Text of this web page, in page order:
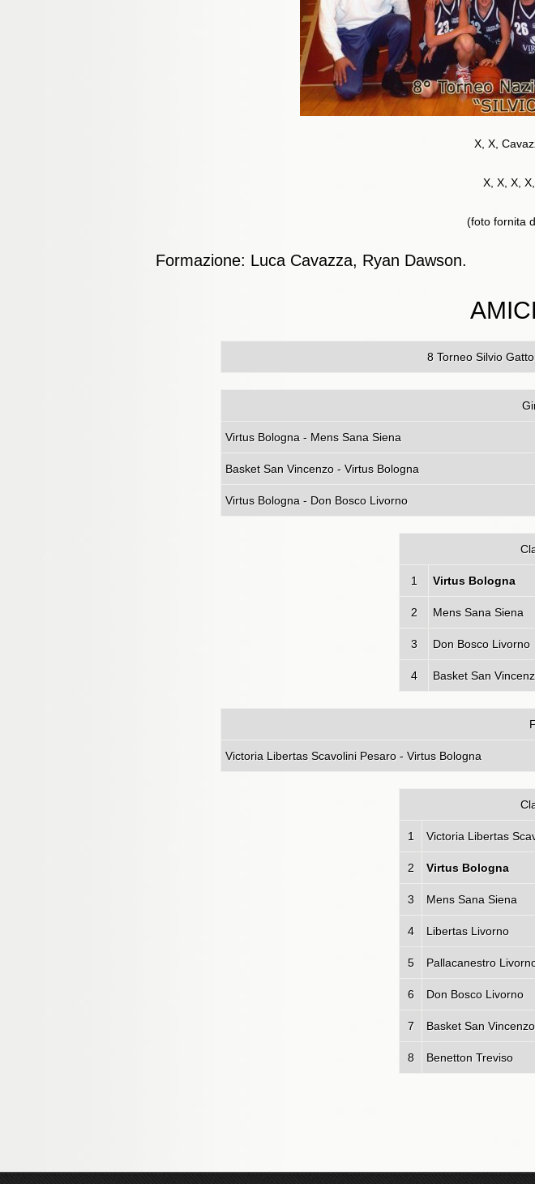
X, X,
X, X, X,
(foto fornita
Formazione: Luca Cavazza, Ryan Dawson.
8 Torneo Silvio
Virtus Bologna - Mens
Basket San Vincenzo - Virtus Bologna
Virtus Bologna - Don Bosco Livorno
1 Virtus Bologna
2 Mens Sana Siena
3 Don Bosco Livorno
4 Basket San
Victoria Libertas Scavolini
1 Victoria Libertas
2 Virtus Bologna
3 Mens Sana Siena
4 Libertas Livorno
5 Pallacanestro
6 Don Bosco Livorno
7 Basket San Vincenzo
8 Benetton Treviso